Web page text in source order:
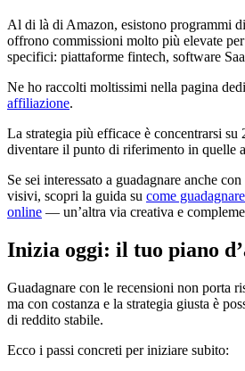
Al di là di Amazon, esistono programmi
offrono commissioni molto più elevate
specifici: piattaforme fintech, software
Ne ho raccolti moltissimi nella pagina
affiliazione.
La strategia più efficace è concentrarsi su
diventare il punto di riferimento in quelle
Se sei interessato a guadagnare anche
visivi, scopri la guida su come
online — un’altra via creativa e
Inizia oggi: il tuo piano
Guadagnare con le recensioni non porta
ma con costanza e la strategia giusta è
di reddito stabile.
Ecco i passi concreti per iniziare subito: